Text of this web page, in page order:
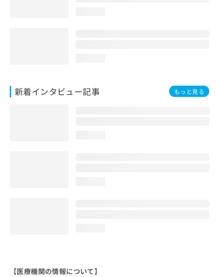
新着インタビュー記事 もっと見る
【医療機関の情報について】